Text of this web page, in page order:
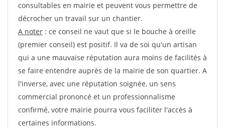
consultables en mairie et peuvent vous permettre de
décrocher un travail sur un chantier.
A noter : ce conseil ne vaut que si le bouche à oreille
(premier conseil) est positif. Il va de soi qu'un artisan
qui a une mauvaise réputation aura moins de facilités à
se faire entendre auprès de la mairie de son quartier. A
l'inverse, avec une réputation soignée, un sens
commercial prononcé et un professionnalisme
confirmé, votre mairie pourra vous faciliter l'accès à
certaines informations.